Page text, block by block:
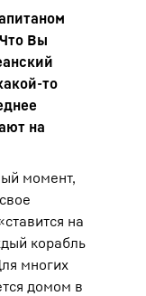
Вы
то
на
момент,
на
корабль
многих
домом в